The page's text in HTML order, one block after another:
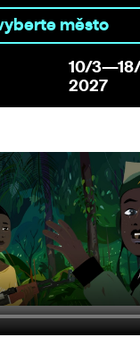
10/
2027